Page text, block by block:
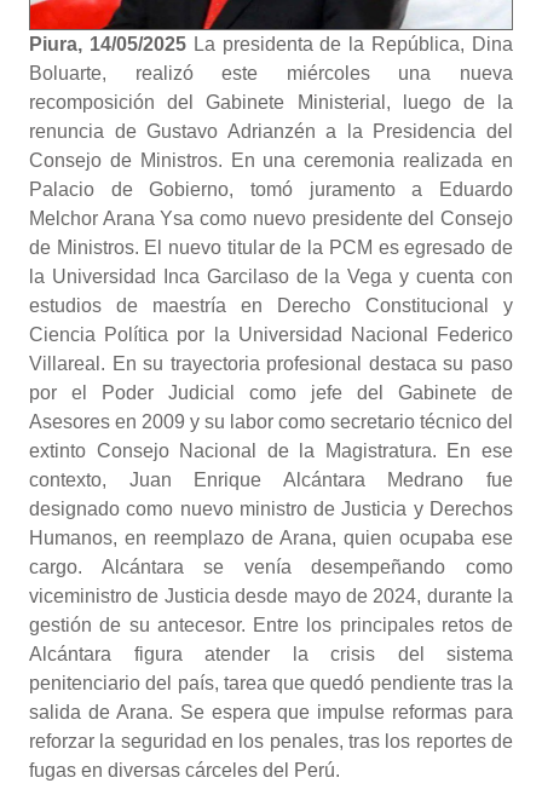
Piura, 14/05/2025 La presidenta de la República, Dina
Boluarte, realizó este miércoles una nueva
recomposición del Gabinete Ministerial, luego de la
renuncia de Gustavo Adrianzén a la Presidencia del
Consejo de Ministros. En una ceremonia realizada en
Palacio de Gobierno, tomó juramento a Eduardo
Melchor Arana Ysa como nuevo presidente del Consejo
de Ministros. El nuevo titular de la PCM es egresado de
la Universidad Inca Garcilaso de la Vega y cuenta con
estudios de maestría en Derecho Constitucional y
Ciencia Política por la Universidad Nacional Federico
Villareal. En su trayectoria profesional destaca su paso
por el Poder Judicial como jefe del Gabinete de
Asesores en 2009 y su labor como secretario técnico del
extinto Consejo Nacional de la Magistratura. En ese
contexto, Juan Enrique Alcántara Medrano fue
designado como nuevo ministro de Justicia y Derechos
Humanos, en reemplazo de Arana, quien ocupaba ese
cargo. Alcántara se venía desempeñando como
viceministro de Justicia desde mayo de 2024, durante la
gestión de su antecesor. Entre los principales retos de
Alcántara figura atender la crisis del sistema
penitenciario del país, tarea que quedó pendiente tras la
salida de Arana. Se espera que impulse reformas para
reforzar la seguridad en los penales, tras los reportes de
fugas en diversas cárceles del Perú.